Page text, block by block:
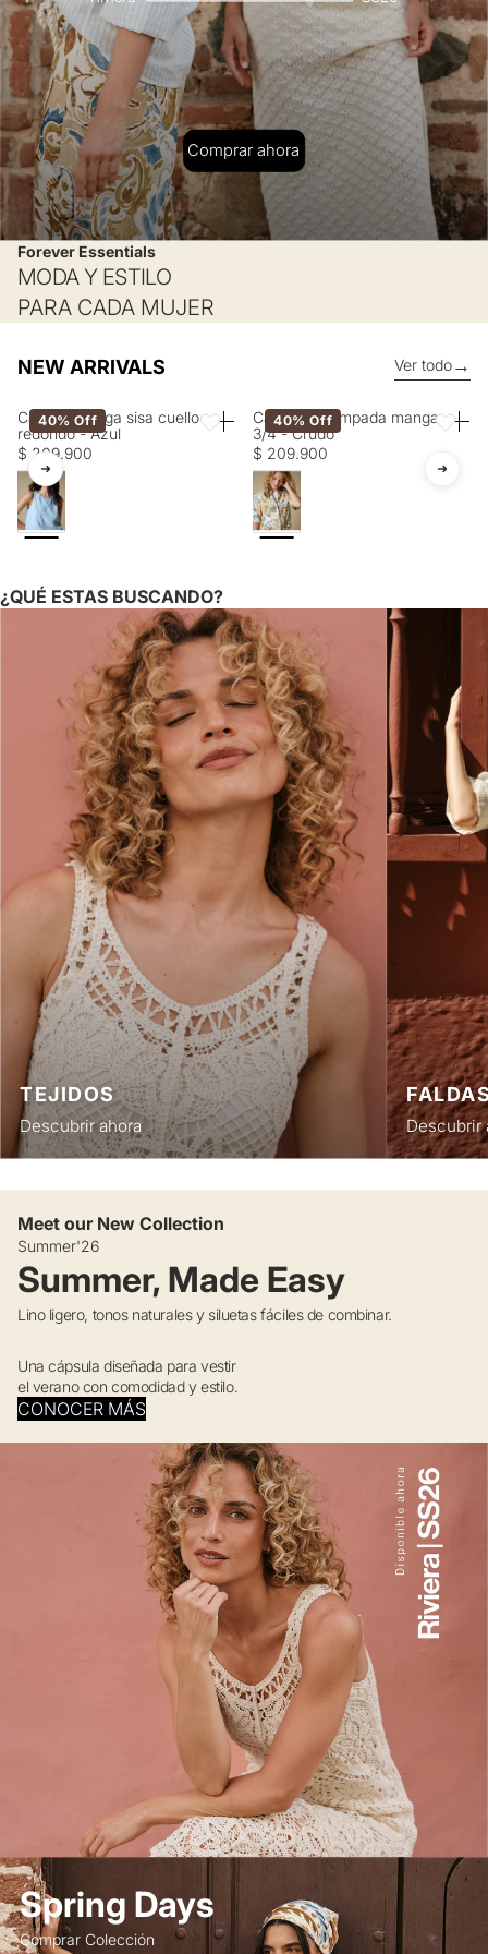
Comprar ahora
Forever Essentials
MODA Y ESTILO
PARA CADA MUJER
NEW ARRIVALS Ver todo→
40% Off Favoritos
Camisa manga sisa cuello
redondo - Azul
$ 209.900
40% Off
Camisa estampada manga
3/4 - Crudo
$ 209.900
¿QUÉ ESTAS BUSCANDO?
TEJIDOS
Descubrir ahora Descubrir
Meet our New Collection
Summer'26
Summer, Made Easy
Lino ligero, tonos naturales y siluetas fáciles de combinar.
Una cápsula diseñada para vestir
el verano con comodidad y estilo.
CONOCER MÁS
Spring Days
Comprar Colección